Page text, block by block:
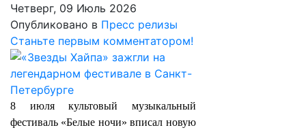
Четверг, 09 Июль 2026
Опубликовано в Пресс релизы
Станьте первым комментатором!
8 июля культовый музыкальный
фестиваль «Белые ночи» вписал новую